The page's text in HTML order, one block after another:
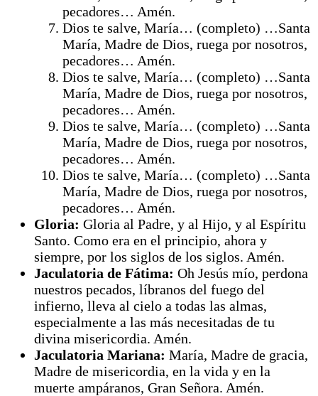
pecadores… Amén.
Dios te salve, María… (completo) …Santa
María, Madre de Dios, ruega por nosotros,
pecadores… Amén.
Dios te salve, María… (completo) …Santa
María, Madre de Dios, ruega por nosotros,
pecadores… Amén.
Dios te salve, María… (completo) …Santa
María, Madre de Dios, ruega por nosotros,
pecadores… Amén.
Dios te salve, María… (completo) …Santa
María, Madre de Dios, ruega por nosotros,
pecadores… Amén.
Gloria: Gloria al Padre, y al Hijo, y al Espíritu
Santo. Como era en el principio, ahora y
siempre, por los siglos de los siglos. Amén.
Jaculatoria de Fátima: Oh Jesús mío, perdona
nuestros pecados, líbranos del fuego del
infierno, lleva al cielo a todas las almas,
especialmente a las más necesitadas de tu
divina misericordia. Amén.
Jaculatoria Mariana: María, Madre de gracia,
Madre de misericordia, en la vida y en la
muerte ampáranos, Gran Señora. Amén.